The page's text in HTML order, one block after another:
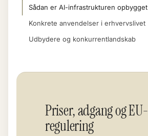
Sådan er AI-infrastrukturen opbygget
Konkrete anvendelser i erhvervslivet
Udbydere og konkurrentlandskab
Priser, adgang og EU-
regulering